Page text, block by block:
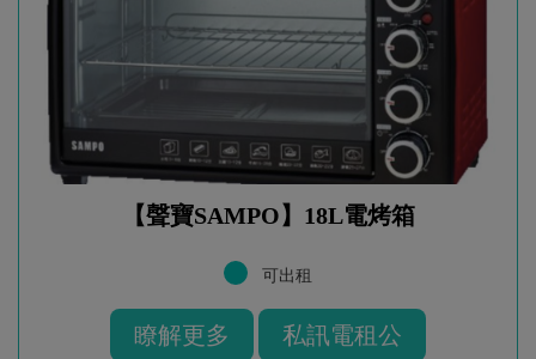
【聲寶SAMPO】18L電烤箱
可出租
瞭解更多 私訊電租公